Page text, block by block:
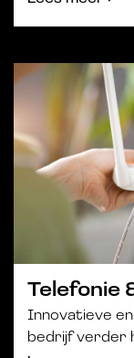
Telefonie
Innovatieve
bedrijf verder